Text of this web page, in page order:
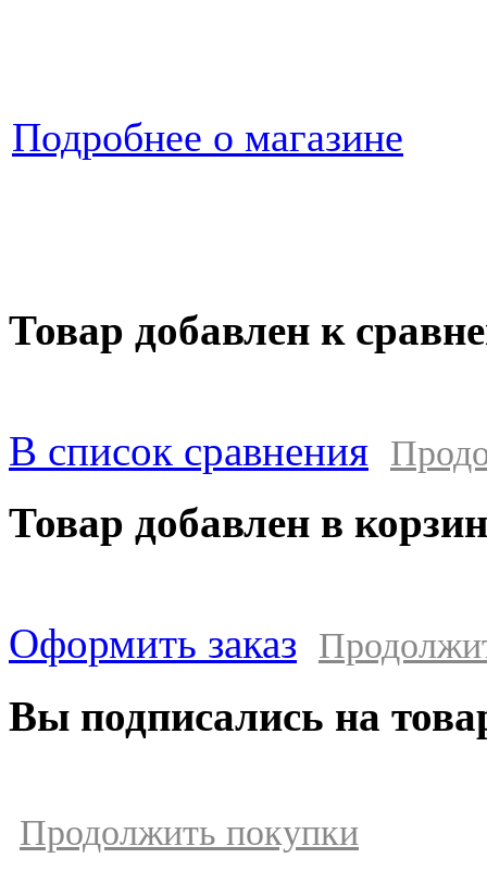
Подробнее о магазине
Товар добавлен к
В список сравнения
Товар добавлен в
Оформить заказ
Вы подписались на
Продолжить покупки